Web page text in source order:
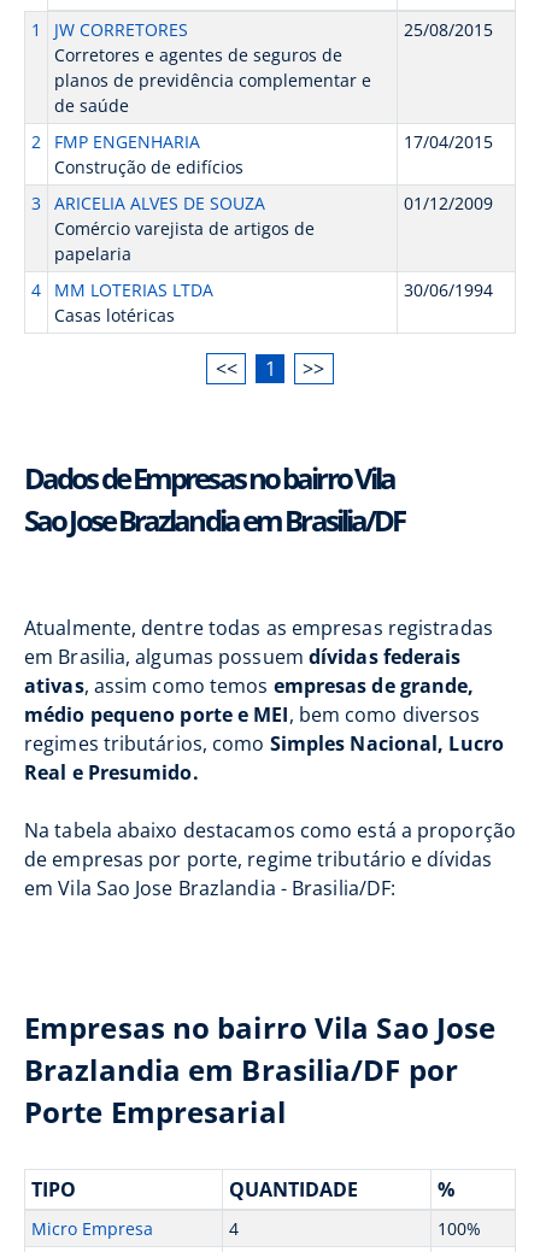
1
JW CORRETORES
Corretores e agentes de seguros de
planos de previdência complementar e
de saúde
25/08/2015
2
FMP ENGENHARIA
Construção de edifícios
17/04/2015
3 ARICELIA ALVES DE SOUZA
Comércio varejista de artigos de
papelaria
01/12/2009
4
MM LOTERIAS LTDA
Casas lotéricas
30/06/1994
<< 1 >>
Dados de Empresas no bairro Vila
Sao Jose Brazlandia em Brasilia/DF
Atualmente, dentre todas as empresas registradas
em Brasilia, algumas possuem dívidas federais
ativas, assim como temos empresas de grande,
médio pequeno porte e MEI, bem como diversos
regimes tributários, como Simples Nacional, Lucro
Real e Presumido.
Na tabela abaixo destacamos como está a proporção
de empresas por porte, regime tributário e dívidas
em Vila Sao Jose Brazlandia - Brasilia/DF:
Empresas no bairro Vila Sao Jose
Brazlandia em Brasilia/DF por
Porte Empresarial
TIPO QUANTIDADE %
Micro Empresa 4
100%